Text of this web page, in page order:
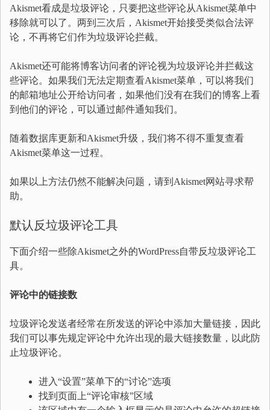
Akismet看成是垃圾评论，只要把这些评论从Akismet菜单中
移除就可以了。两到三次后，Akismet开始接受类似合法评
论，不再将它们作为垃圾评论拦截。
Akismet还可能将博客访问者的评论视为垃圾评论并拦截这
些评论。如果我们无法定期查看Akismet菜单，可以将我们
的邮箱地址公开给访问者，如果他们没有在我们的博客上看
到他们的评论，可以通过邮件通知我们。
随着数据库更新和Akismet升级，我们将不得不重复查看
Akismet菜单这一过程。
如果以上方法仍然不能解决问题，请到Akismet网站寻求帮
助。
默认反垃圾评论工具
下面介绍一些除Akismet之外的WordPress自带反垃圾评论工
具。
评论中的链接数
垃圾评论发送者经常在所发送的评论中添加大量链接，因此
我们可以事先规定评论中允许出现的最大链接数量，以此防
止垃圾评论。
进入“设置”菜单下的“讨论”选项
找到页面上“评论审核”区域